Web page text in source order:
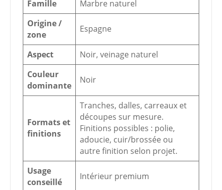
Famille
Marbre naturel
Origine /
zone
Espagne
Aspect
Noir, veinage naturel
Couleur
dominante
Noir
Formats et
finitions
Tranches, dalles, carreaux et
découpes sur mesure.
Finitions possibles : polie,
adoucie, cuir/brossée ou
autre finition selon projet.
Usage
conseillé
Intérieur premium